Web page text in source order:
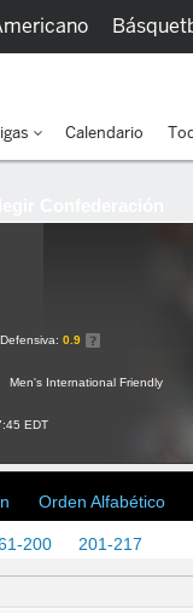
Defensiva: 0.9
Men's International Friendly
EDT
Orden Alfabético
200 201-217
Calendario